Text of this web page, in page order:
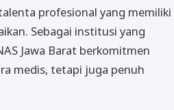
profesional yang memiliki
Sebagai institusi yang
Jawa Barat berkomitmen
medis, tetapi juga penuh